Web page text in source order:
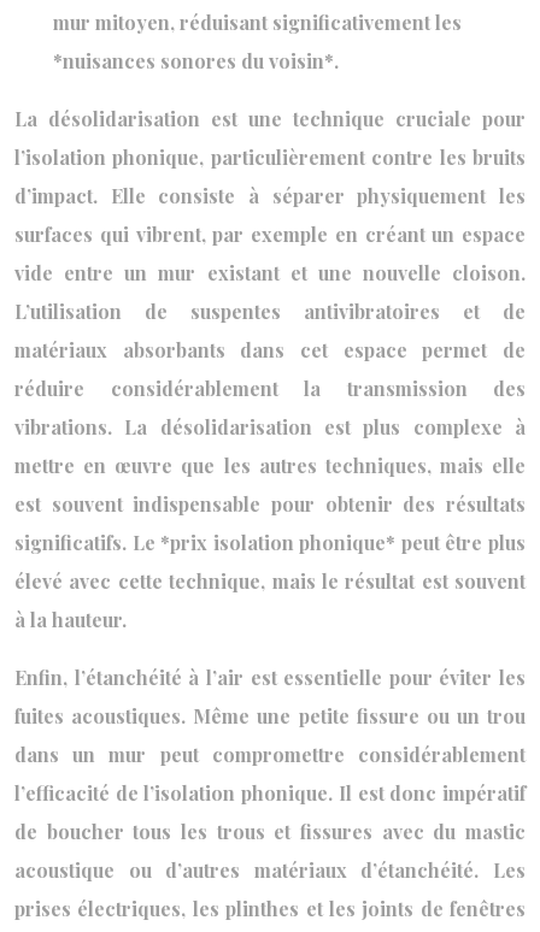
mur mitoyen, réduisant significativement les
*nuisances sonores du voisin*.
La désolidarisation est une technique cruciale pour
l’isolation phonique, particulièrement contre les bruits
d’impact. Elle consiste à séparer physiquement les
surfaces qui vibrent, par exemple en créant un espace
vide entre un mur existant et une nouvelle cloison.
L’utilisation de suspentes antivibratoires et de
matériaux absorbants dans cet espace permet de
réduire considérablement la transmission des
vibrations. La désolidarisation est plus complexe à
mettre en œuvre que les autres techniques, mais elle
est souvent indispensable pour obtenir des résultats
significatifs. Le *prix isolation phonique* peut être plus
élevé avec cette technique, mais le résultat est souvent
à la hauteur.
Enfin, l’étanchéité à l’air est essentielle pour éviter les
fuites acoustiques. Même une petite fissure ou un trou
dans un mur peut compromettre considérablement
l’efficacité de l’isolation phonique. Il est donc impératif
de boucher tous les trous et fissures avec du mastic
acoustique ou d’autres matériaux d’étanchéité. Les
prises électriques, les plinthes et les joints de fenêtres